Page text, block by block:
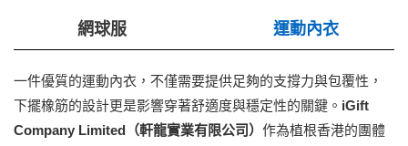
網球服 運動內衣
一件優質的運動內衣，不僅需要提供足夠的支撐力與包覆性，
下擺橡筋的設計更是影響穿著舒適度與穩定性的關鍵。 iGift
Company Limited（軒龍實業有限公司） 作為植根香港的團體